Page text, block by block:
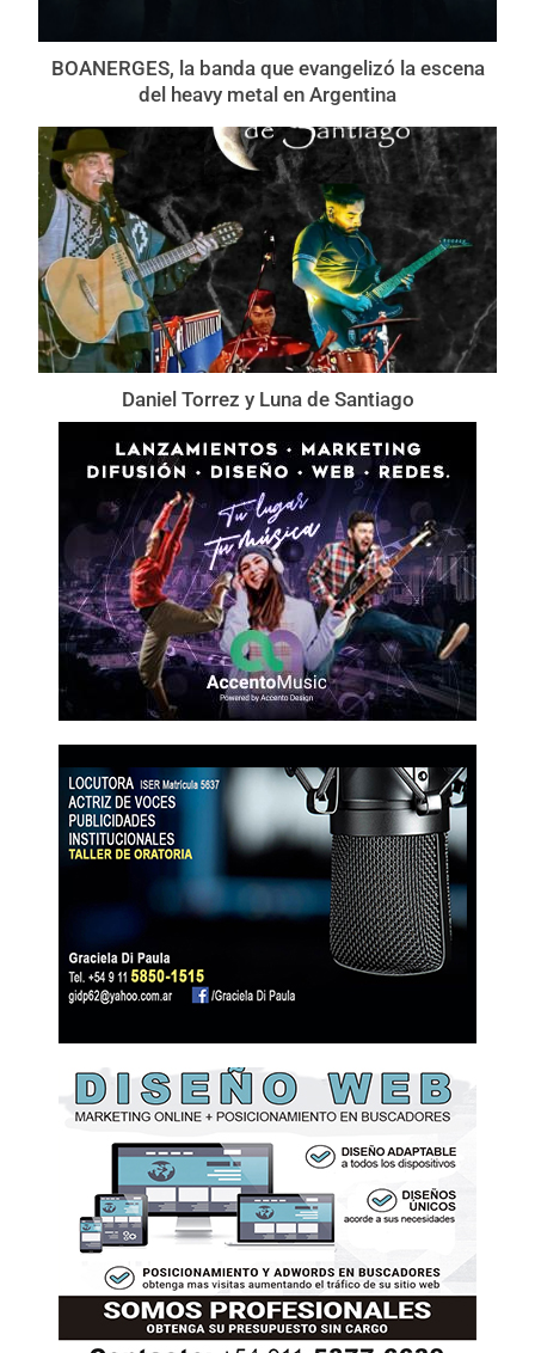
BOANERGES, la banda que evangelizó la escena
del heavy metal en Argentina
Daniel Torrez y Luna de Santiago